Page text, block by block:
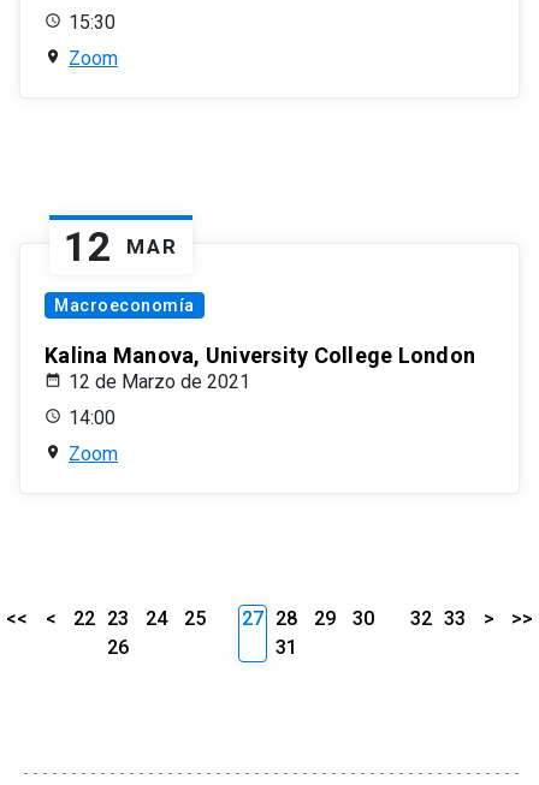
15:30
Zoom
12 MAR
Macroeconomía
Kalina Manova, University College London
12 de Marzo de 2021
14:00
Zoom
<< < 22 23 24
25
26
27 28 29
30
31
32 33 > >>